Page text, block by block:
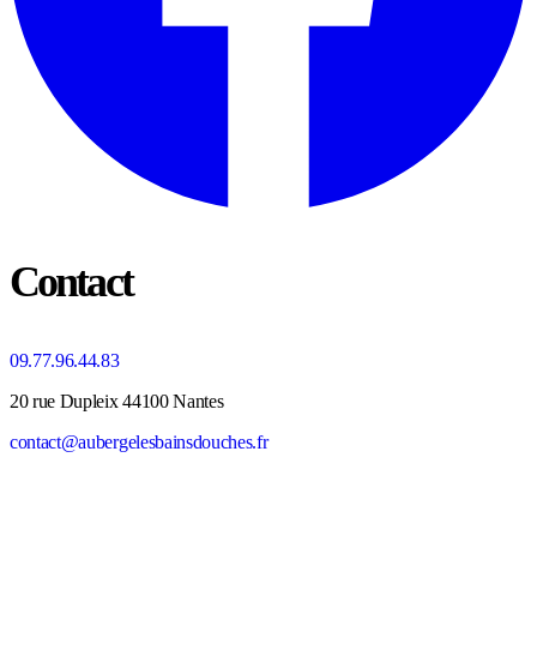
Contact
09.77.96.44.83
20 rue Dupleix 44100 Nantes
contact@aubergelesbainsdouches.fr